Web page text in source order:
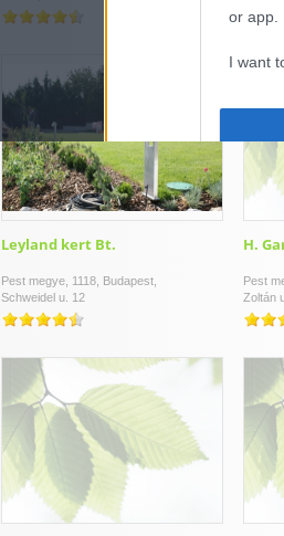
or app.
I want
I want
Leyland kert Bt.
Pest megye, 1118, Budapest,
Schweidel u. 12
H.
Pest
Zoltán